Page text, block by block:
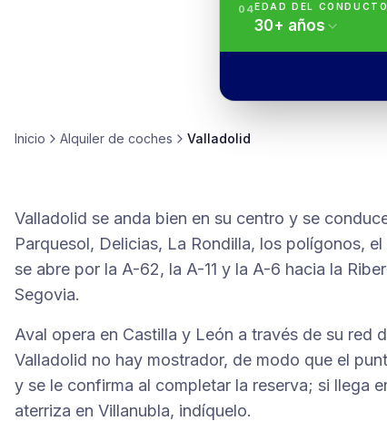
04EDAD DEL
30+ años
Inicio Alquiler de coches Valladolid
Valladolid se anda bien en su centro y se
Parquesol, Delicias, La Rondilla, los polígonos,
se abre por la A-62, la A-11 y la A-6 hacia la
Segovia.
Aval opera en Castilla y León a través de su red
Valladolid no hay mostrador, de modo que el
y se le confirma al completar la reserva; si llega
aterriza en Villanubla, indíquelo.